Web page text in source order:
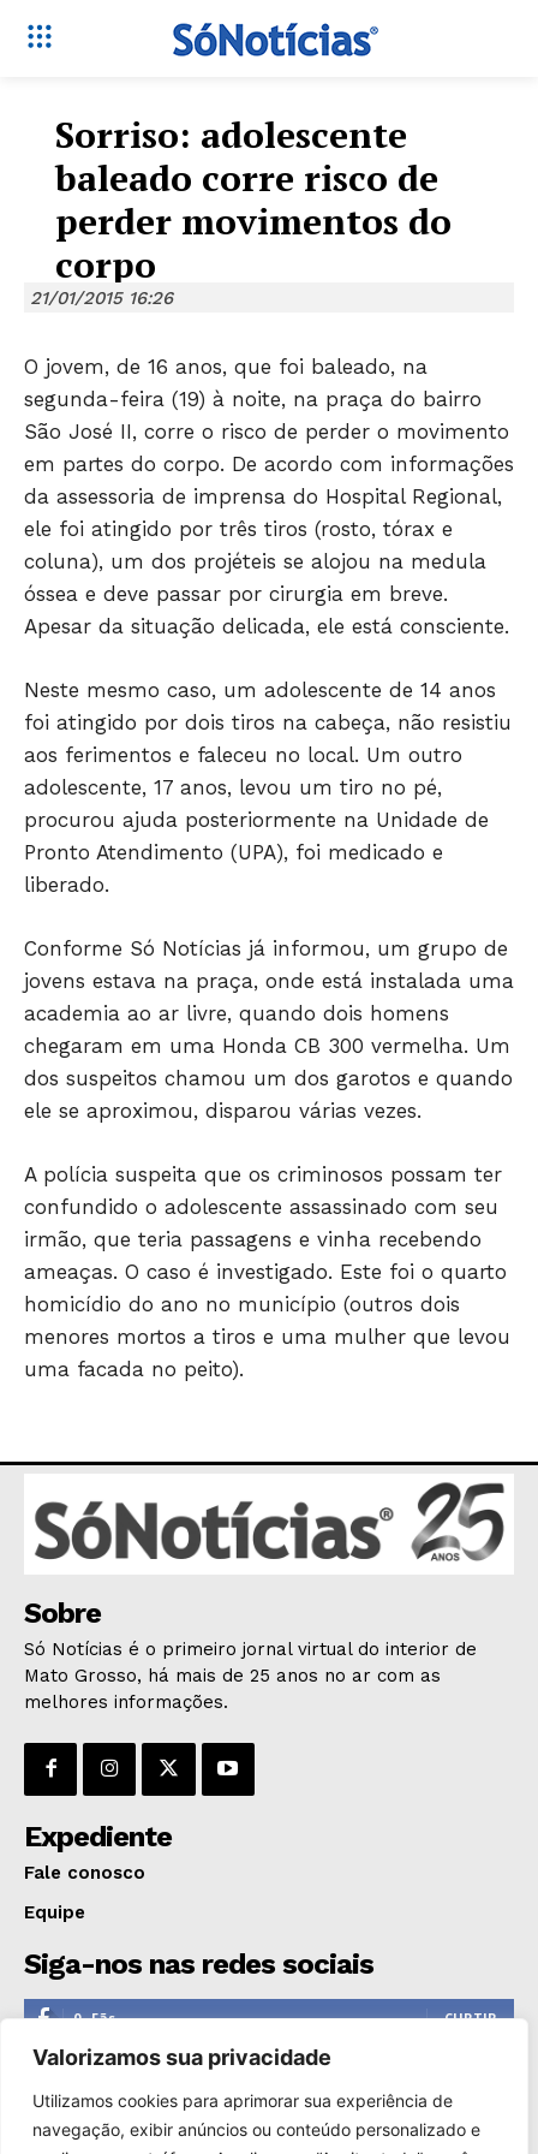
Só Notícias
HOME
POLÍTICA
POLÍCIA
ECONOMIA
EDUCAÇÃO
SAÚDE
AGRONOTÍCIAS
Valorizamos sua privacidade
Utilizamos cookies para aprimorar sua experiência de
navegação, exibir anúncios ou conteúdo personalizado e
Sorriso: adolescente
baleado corre risco de
perder movimentos do
corpo
21/01/2015 16:26
O jovem, de 16 anos, que foi baleado, na
segunda-feira (19) à noite, na praça do bairro
São José II, corre o risco de perder o movimento
em partes do corpo. De acordo com informações
da assessoria de imprensa do Hospital Regional,
ele foi atingido por três tiros (rosto, tórax e
coluna), um dos projéteis se alojou na medula
óssea e deve passar por cirurgia em breve.
Apesar da situação delicada, ele está consciente.
Neste mesmo caso, um adolescente de 14 anos
foi atingido por dois tiros na cabeça, não resistiu
aos ferimentos e faleceu no local. Um outro
adolescente, 17 anos, levou um tiro no pé,
procurou ajuda posteriormente na Unidade de
Pronto Atendimento (UPA), foi medicado e
liberado.
Conforme Só Notícias já informou, um grupo de
jovens estava na praça, onde está instalada uma
academia ao ar livre, quando dois homens
chegaram em uma Honda CB 300 vermelha. Um
dos suspeitos chamou um dos garotos e quando
ele se aproximou, disparou várias vezes.
A polícia suspeita que os criminosos possam ter
confundido o adolescente assassinado com seu
irmão, que teria passagens e vinha recebendo
ameaças. O caso é investigado. Este foi o quarto
homicídio do ano no município (outros dois
menores mortos a tiros e uma mulher que levou
uma facada no peito).
Sobre
Só Notícias é o primeiro jornal virtual do interior de
Mato Grosso, há mais de 25 anos no ar com as
melhores informações.
Expediente
Fale conosco
Equipe
Siga-nos nas redes sociais
0 Fãs CURTIR
0 Seguidores
1,110 Seguidores SEGUIR